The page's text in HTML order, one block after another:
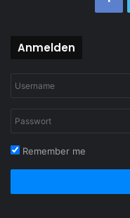
Anmelden
Remember me